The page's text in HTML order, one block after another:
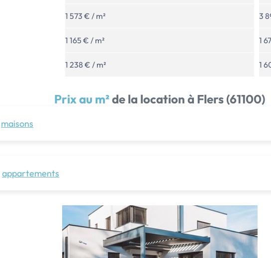
1 573 € / m² 3
1 165 € / m² 1
1 238 € / m² 1
Prix au m²de la location à Flers (61100)
maisons
appartements